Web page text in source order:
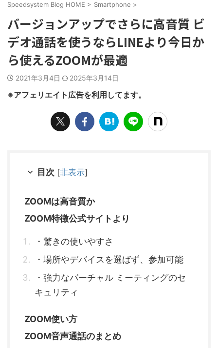
Speedsystem Blog HOME > Smartphone >
バージョンアップでさらに高音質 ビ
デオ通話を使うならLINEより今日か
ら使えるZOOMが最適
2021年3月4日 2025年3月14日
※アフェリエイト広告を利用してます。
目次 [非表示]
ZOOMは高音質か
ZOOM特徴公式サイトより
・驚きの使いやすさ
・場所やデバイスを選ばず、参加可能
・強力なバーチャル ミーティングのセ
キュリティ
ZOOM使い方
ZOOM音声通話のまとめ